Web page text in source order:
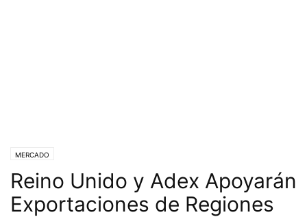
MERCADO
Reino Unido y Adex Apoyarán
Exportaciones de Regiones